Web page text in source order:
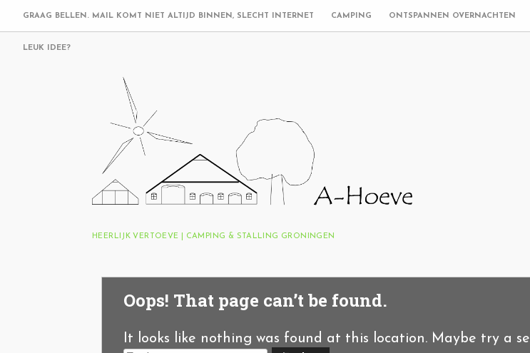
GRAAG BELLEN. MAIL KOMT NIET ALTIJD BINNEN, SLECHT INTERNET CAMPING ONTSPANNEN OVERNACHTEN
LEUK IDEE?
HEERLIJK VERTOEVE | CAMPING & STALLING GRONINGEN
Oops! That page can’t be found.
It looks like nothing was found at this location. Maybe try a